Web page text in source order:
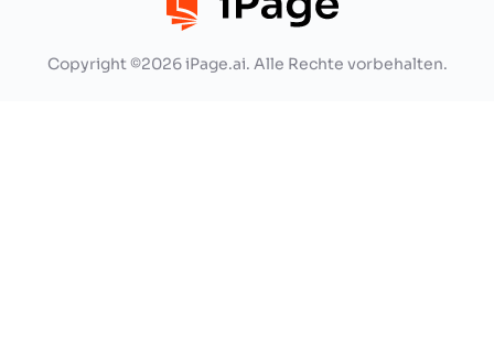
Copyright ©2026 iPage.ai. Alle Rechte vorbehalten.